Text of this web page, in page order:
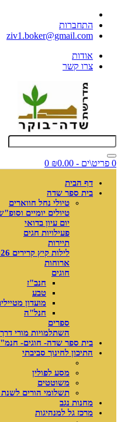
התחברות
ziv1.boker@gmail.com
אודות
צרו קשר
0 פריט\ים - ₪0.00 0
דף הבית
בית ספר שדה
טיולי נחל חווארים
טיולים יומיים
יום עיון בדואי
פעילויות חגים
תיירות
לילות קיץ קרירים 2026
ארוחות
חוגים
חנב"ז
טבע
מועדון
חנל"ה
ספרים
השתלמויות מורי
בית ספר שדה- חוגים-
התיכון לחינוך סביבתי
מסע לפולין
משוטטים
תשלומי הורים
מחנות נגב
מרכז גל למנהיגות